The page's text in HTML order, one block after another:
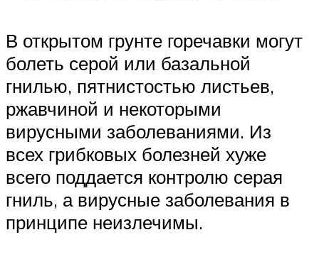
В открытом грунте горечавки могут
болеть серой или базальной
гнилью, пятнистостью листьев,
ржавчиной и некоторыми
вирусными заболеваниями. Из
всех грибковых болезней хуже
всего поддается контролю серая
гниль, а вирусные заболевания в
принципе неизлечимы.